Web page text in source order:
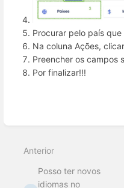
Procurar pelo país
Na coluna Ações,
Preencher os campos
Por finalizar!!!
seleção
Anterior
Posso ter novos
idiomas no